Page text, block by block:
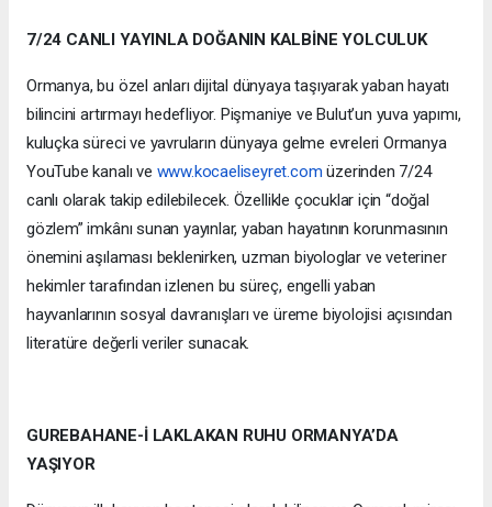
7/24 CANLI YAYINLA DOĞANIN KALBİNE YOLCULUK
Ormanya, bu özel anları dijital dünyaya taşıyarak yaban hayatı
bilincini artırmayı hedefliyor. Pişmaniye ve Bulut’un yuva yapımı,
kuluçka süreci ve yavruların dünyaya gelme evreleri Ormanya
YouTube kanalı ve www.kocaeliseyret.com üzerinden 7/24
canlı olarak takip edilebilecek. Özellikle çocuklar için “doğal
gözlem” imkânı sunan yayınlar, yaban hayatının korunmasının
önemini aşılaması beklenirken, uzman biyologlar ve veteriner
hekimler tarafından izlenen bu süreç, engelli yaban
hayvanlarının sosyal davranışları ve üreme biyolojisi açısından
literatüre değerli veriler sunacak.
GUREBAHANE-İ LAKLAKAN RUHU ORMANYA’DA
YAŞIYOR